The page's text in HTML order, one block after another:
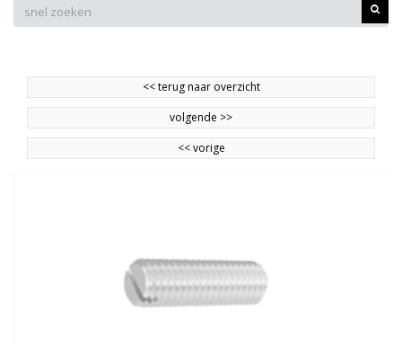
<<terug naar overzicht
volgende >>
<<vorige